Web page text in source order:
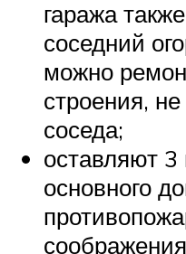
гаража
соседний
можно
строения,
соседа;
оставляют 3
основного